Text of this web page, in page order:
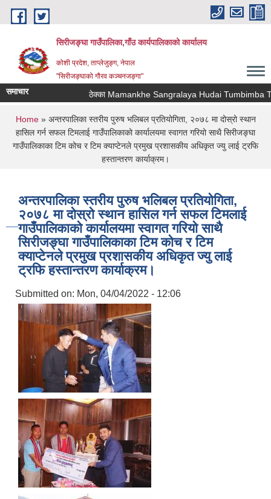
Skip to main content
सिरीजङ्घा गाउँपालिका,गाँउ कार्यपालिकाको कार्यालय
कोशी प्रदेश, ताप्लेजुङ्ग, नेपाल
"सिरीजङ्घाको गौरव कञ्चनजङ्गा"
समाचार ठेक्का Mamankhe Sangralaya Hudai Tumbimba
You are here
Home» अन्तरपालिका स्तरीय पुरुष भलिबल प्रतियोगिता, २०७८ मा दोस्रो स्थान
हासिल गर्न सफल टिमलाई गाउँपालिकाको कार्यालयमा स्वागत गरियो साथै सिरीजङ्घा
गाउँपालिकाका टिम कोच र टिम क्याप्टेनले प्रमुख प्रशासकीय अधिकृत ज्यु लाई ट्रफि
हस्तान्तरण कार्याक्रम।
अन्तरपालिका स्तरीय पुरुष भलिबल प्रतियोगिता,
२०७८ मा दोस्रो स्थान हासिल गर्न सफल टिमलाई
गाउँपालिकाको कार्यालयमा स्वागत गरियो साथै
सिरीजङ्घा गाउँपालिकाका टिम कोच र टिम
क्याप्टेनले प्रमुख प्रशासकीय अधिकृत ज्यु लाई
ट्रफि हस्तान्तरण कार्याक्रम।
Submitted on: Mon, 04/04/2022 - 12:06